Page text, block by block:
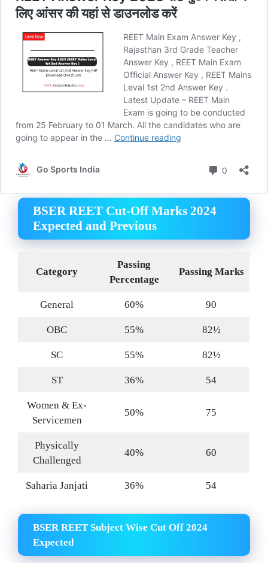
BSER REET Cut-Off Marks 2024
Expected and Previous
Category
Passing
Percentage
Passing Marks
General 60% 90
OBC 55% 82½
SC 55% 82½
ST 36% 54
Women & Ex-
Servicemen
50% 75
Physically
Challenged
40% 60
Saharia Janjati 36% 54
BSER REET Subject Wise Cut Off 2024
Expected